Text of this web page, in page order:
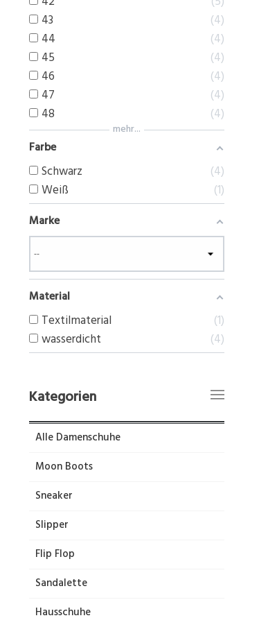
43
4
44
4
45
4
46
4
47
4
48
4
mehr...
Farbe
Schwarz
4
Weiß
1
Marke
Material
Textilmaterial
1
wasserdicht
4
Kategorien
Alle Damenschuhe
Moon Boots
Sneaker
Slipper
Flip Flop
Sandalette
Hausschuhe